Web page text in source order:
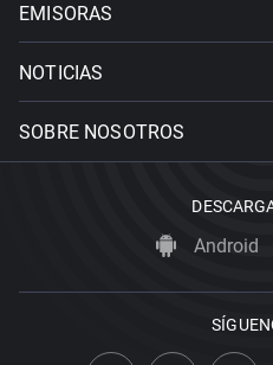
EMISORAS
NOTICIAS
SOBRE NOSOTROS
Android